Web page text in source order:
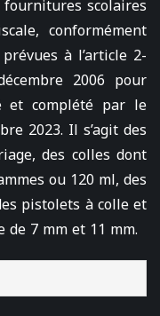
scolaires
conformément
à l’article 2-
2006 pour
et complété par le
2023. Il s’agit des
des colles dont
ou 120 ml, des
pistolets à colle et
7 mm et 11 mm.